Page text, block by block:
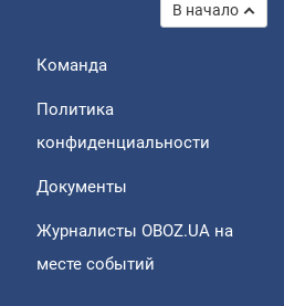
В начало
Команда
Политика
конфиденциальности
Документы
Журналисты OBOZ.UA на
месте событий